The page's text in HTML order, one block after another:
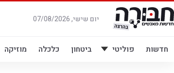
דלג
לתוכן
יום שישי, 07/08/2026
חדשות פוליטי ביטחון כלכלה מוזיקה